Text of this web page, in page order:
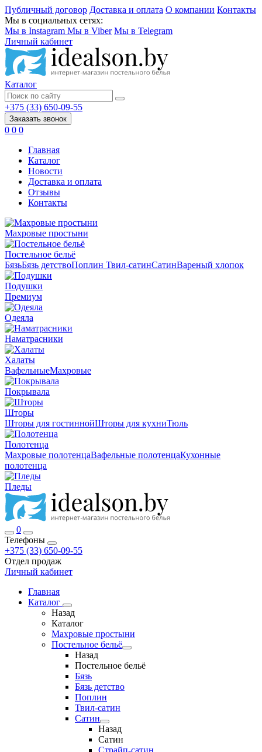
Публичный договор Доставка и оплата О компании Контакты
Мы в социальных сетях:
Мы в Instagram Мы в Viber Мы в Telegram
Личный кабинет
Каталог
+375 (33) 650-09-55
Заказать звонок
0 0 0
Главная
Каталог
Новости
Доставка и оплата
Отзывы
Контакты
Махровые простыни
Постельное бельё
БязьБязь детствоПоплин Твил-сатинСатинВареный хлопок
Подушки
Премиум
Одеяла
Наматрасники
Халаты
ВафельныеМахровые
Покрывала
Шторы
Шторы для гостиннойШторы для кухниТюль
Полотенца
Махровые полотенцаВафельные полотенцаКухонные
полотенца
Пледы
0
Телефоны
+375 (33) 650-09-55
Отдел продаж
Личный кабинет
Главная
Каталог
Назад
Каталог
Махровые простыни
Постельное бельё
Назад
Постельное бельё
Бязь
Бязь детство
Поплин
Твил-сатин
Сатин
Назад
Сатин
Страйп-сатин